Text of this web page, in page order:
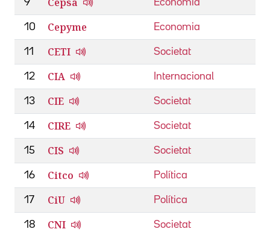
9 Economia
10 Cepyme Economia
11 CETI Societat
12 CIA Internacional
13 CIE Societat
14 CIRE Societat
15 CIS Societat
16 Citco Política
17 CiU Política
18 CNI Societat